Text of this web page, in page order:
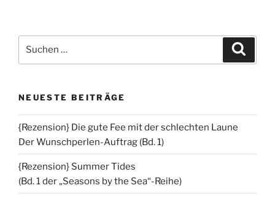
nach:
NEUESTE BEITRÄGE
{Rezension} Die gute Fee mit der schlechten Laune
Der Wunschperlen-Auftrag (Bd. 1)
{Rezension} Summer Tides
(Bd. 1 der „Seasons by the Sea“-Reihe)